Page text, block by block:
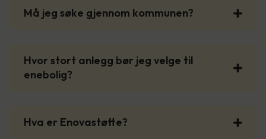
Må jeg søke gjennom kommunen?
Hvor stort anlegg bør jeg velge til
enebolig?
Hva er Enovastøtte?